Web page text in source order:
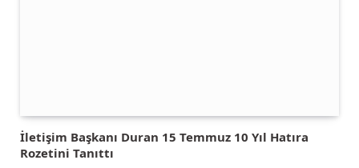
İletişim Başkanı Duran 15 Temmuz 10 Yıl Hatıra
Rozetini Tanıttı